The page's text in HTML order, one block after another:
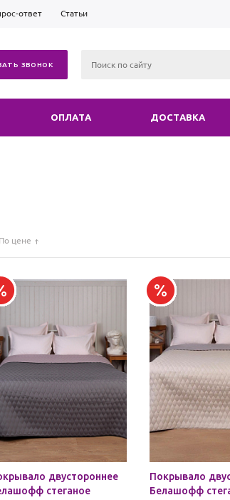
ответ Статьи
ЗВОНОК
ОПЛАТА ДОСТАВКА
По цене
двустороннее
стеганое
Покрывало
Белашофф